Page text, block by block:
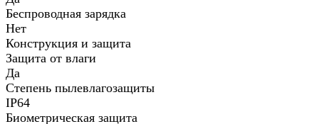
Беспроводная зарядка
Нет
Конструкция и защита
Защита от влаги
Да
Степень пылевлагозащиты
IP64
Биометрическая защита